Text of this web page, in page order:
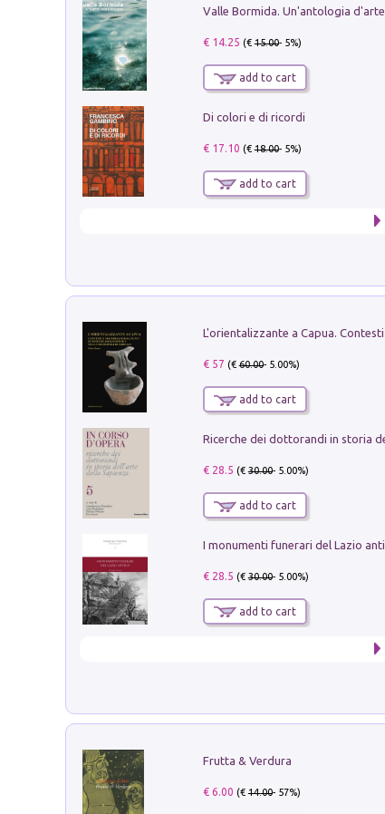
Valle Bormida. Un'antologia d'arte
€ 14.25 (€15.00- 5%)
add to cart
Di colori e di ricordi
€ 17.10 (€18.00- 5%)
add to cart
€ 57 (€60.00- 5.00%)
add to cart
€ 28.5 (€30.00- 5.00%)
add to cart
€ 28.5 (€30.00- 5.00%)
add to cart
Frutta & Verdura
€ 6.00 (€14.00- 57%)